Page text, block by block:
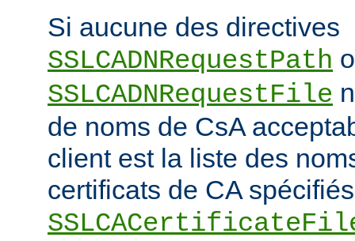
Si aucune des directives
SSLCADNRequestPath
SSLCADNRequestFile
de noms de CsA
client est la liste des
certificats de CA